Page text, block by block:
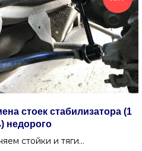
стоек стабилизатора (1
недорого
стойки и тяги